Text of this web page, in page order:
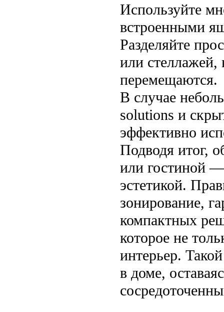
Используйте
встроенными
Разделяйте
или стеллажей,
перемещаются.
В случае
solutions и
эффективно
Подводя итог,
или гостиной
эстетикой.
зонирование,
компактных
которое не
интерьер.
в доме,